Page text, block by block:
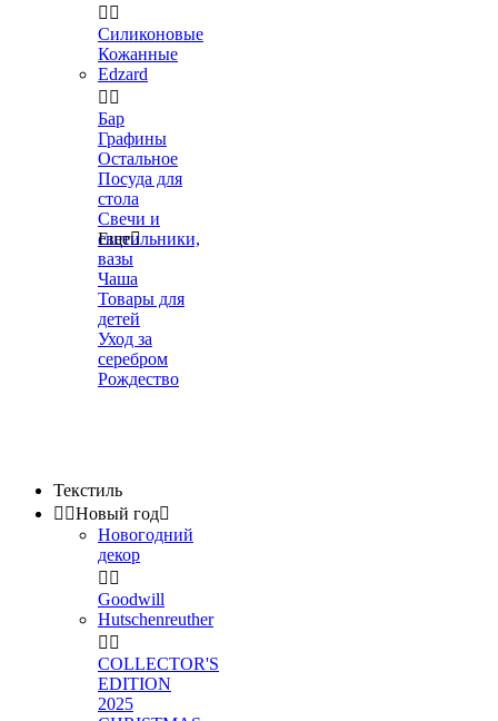
 
Силиконовые
Кожанные
Edzard
 
Бар
Графины
Остальное
Посуда для
стола
Свечи и
светильники,
вазы
Чаша
Товары для
детей
Уход за
серебром
Рождество
Еще
Текстиль
 Новый год
Новогодний
декор
 
Goodwill
Hutschenreuther
 
COLLECTOR'S
EDITION
2025